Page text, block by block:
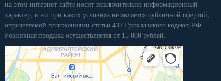
на этом интернет-сайте носит исключительно информационный
характер, и ни при каких условиях не является публичной офертой,
определяемой положениями статьи 437 Гражданского кодекса РФ.
Розничная продажа осуществляется от 15 000 рублей.